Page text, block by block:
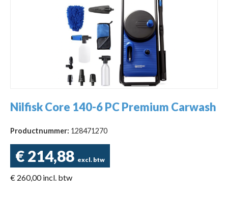
Nilfisk Core 140-6 PC Premium Carwash
Productnummer: 128471270
€ 214,88 excl. btw
€ 260,00 incl. btw